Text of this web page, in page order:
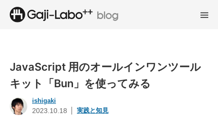
JavaScript 用のオールインワンツール
キット「Bun」を使ってみる
ishigaki
2023.10.18 実践と知見